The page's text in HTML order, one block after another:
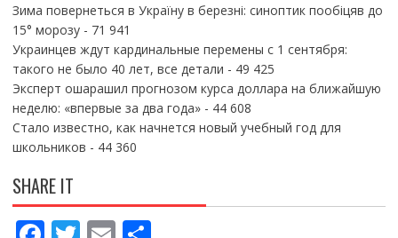
Зима повернеться в Україну в березні: синоптик пообіцяв до
15° морозу- 71 941
Украинцев ждут кардинальные перемены с 1 сентября:
такого не было 40 лет, все детали - 49 425
Эксперт ошарашил прогнозом курса доллара на ближайшую
неделю: «впервые за два года»- 44 608
Стало известно, как начнется новый учебный год для
школьников - 44 360
SHARE IT